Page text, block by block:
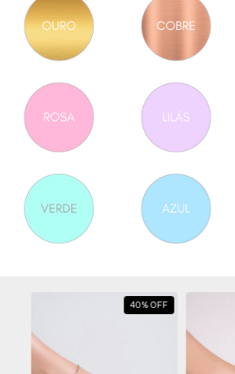
40%OFF